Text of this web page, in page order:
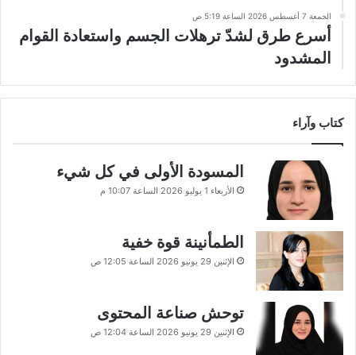
الجمعة 7 أغسطس 2026 الساعة 5:19 ص
أسرع طرق لشدّ ترهلات الجسم واستعادة القوام
المشدود
كتاب وآراء
المسودة الأولى في كل شيء
الأربعاء 1 يوليو 2026 الساعة 10:07 م
الطمأنينة قوة خفية
الإثنين 29 يونيو 2026 الساعة 12:05 ص
توحش صناعة المحتوى
الإثنين 29 يونيو 2026 الساعة 12:04 ص